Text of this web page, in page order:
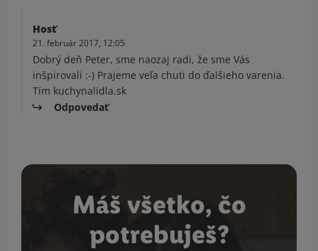
Hosť
21. február 2017, 12:05
Dobrý deň Peter, sme naozaj radi, že sme Vás
inšpirovali :-) Prajeme veľa chuti do ďalšieho varenia.
Tím kuchynalidla.sk
Odpovedať
Máš všetko, čo
potrebuješ?